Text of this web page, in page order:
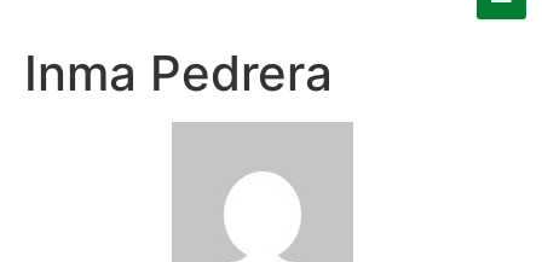
Inma Pedrera